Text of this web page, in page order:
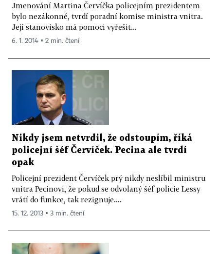
Jmenování Martina Červíčka policejním prezidentem
bylo nezákonné, tvrdí poradní komise ministra vnitra.
Její stanovisko má pomoci vyřešit...
6. 1. 2014 ▪ 2 min. čtení
Nikdy jsem netvrdil, že odstoupím, říká
policejní šéf Červíček. Pecina ale tvrdí
opak
Policejní prezident Červíček prý nikdy neslíbil ministru
vnitra Pecinovi, že pokud se odvolaný šéf policie Lessy
vrátí do funkce, tak rezignuje....
15. 12. 2013 ▪ 3 min. čtení